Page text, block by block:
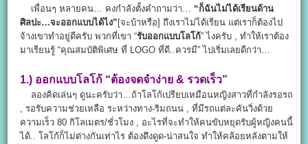
เพื่อนๆ หลายคน… คงกำลังตั้งคำถามว่า… “ก็ฉันไม่ได้เรียนด้าน
ศิลปะ…จะออกแบบได้ไง” [จะบ้าหรือ] ถึงเราไม่ได้เรียน แต่เราก็ต้องไป
จ้างเขาทำอยู่ดีครับ พวกที่เขา “รับออกแบบโลโก้” ไงครับ , ทำให้เราต้อง
มาเรียนรู้ “คุณสมบัติพิเศษ ที่ LOGO ที่ดี..ควรมี” ไปเริ่มเลยดีกว่า…
1.) ออกแบบโลโก้ “ต้องจดจำง่าย & รวดเร็ว”
ลองคิดเล่นๆ ดูนะครับว่า…ถ้าโลโก้เปรียบเหมือนหญิงสาวที่กำลังรอรถ
, รอรับความช่วยเหลือ ระหว่างทาง-ริมถนน , ที่มีรถแต่ละคันวิ่งด้วย
ความเร็ว 80 กิโลเมตร/ชั่วโมง , อะไรที่จะทำให้คนขับหยุดรับผู้หญิงคนนี้
ได้.. โลโก้ก็ไม่ต่างกันเท่าไร ต้องดึงดูด-น่าสนใจ ทำให้คล้อยหลังตามให้